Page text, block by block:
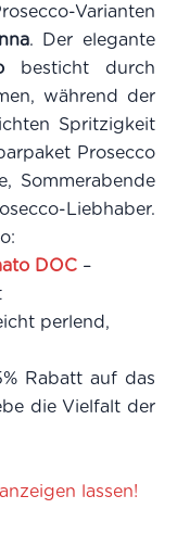
Varianten
. Der elegante
besticht durch
während der
Spritzigkeit
Prosecco
Sommerabende
Liebhaber.
DOC –
perlend,
Rabatt auf das
die Vielfalt der
lassen!